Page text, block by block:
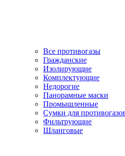
Все противогазы
Гражданские
Изолирующие
Комплектующие
Недорогие
Панорамные маски
Промышленные
Сумки для
Фильтрующие
Шланговые